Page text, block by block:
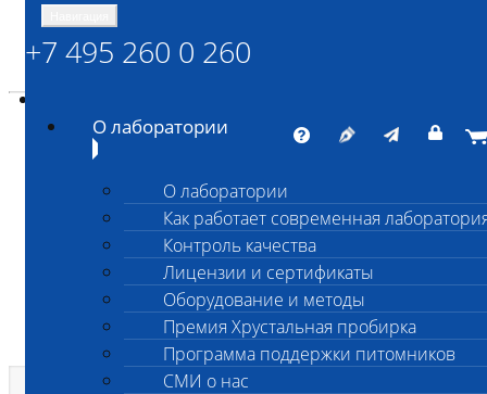
ШАНС БИО
Независимая ветеринарная лаборатория
+7 495 260 0 260
О лаборатории
О лаборатории
Как работает современная
Контроль качества
Лицензии и сертификаты
Оборудование и методы
Премия Хрустальная пробирка
Программа поддержки питомников
СМИ о нас